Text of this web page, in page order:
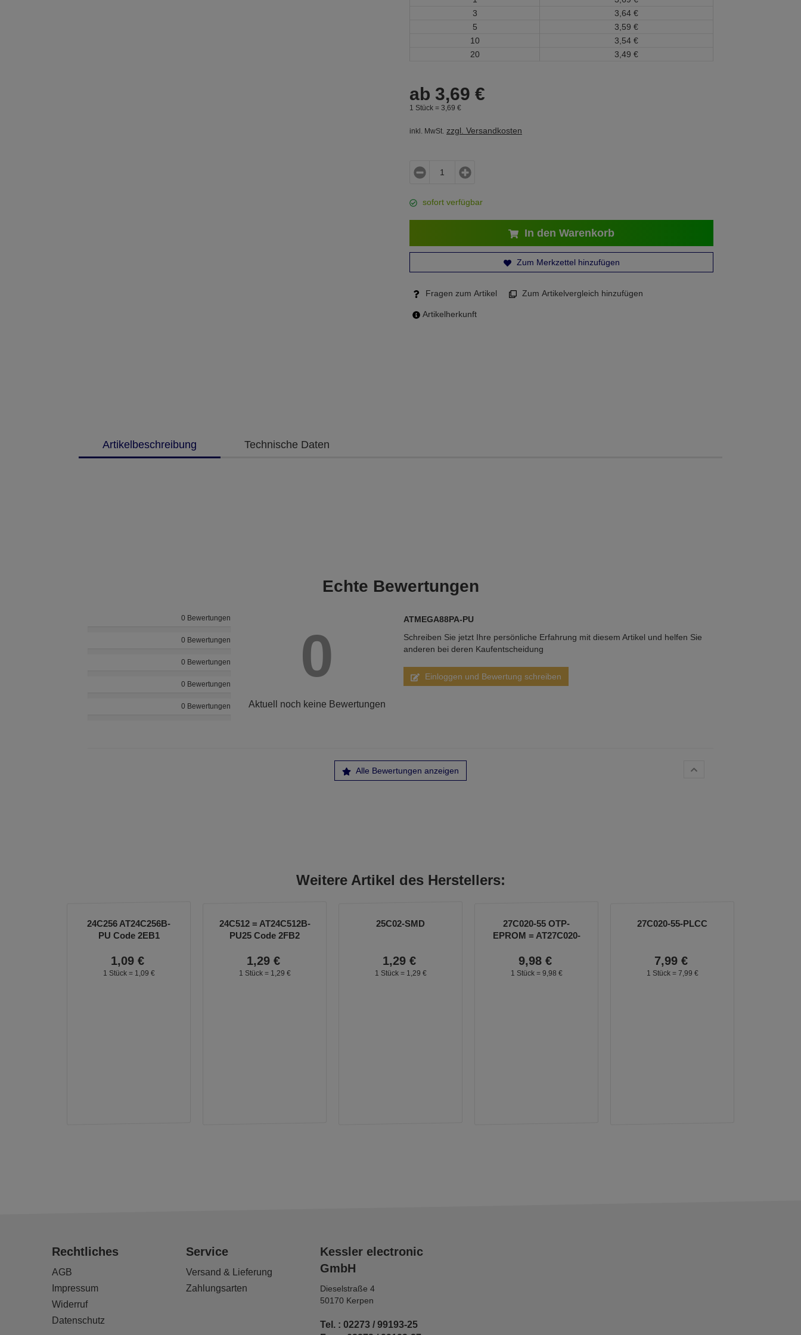
3
3, 64 €
5
3, 59 €
10
3, 54 €
20
3, 49 €
ab 3,69 €
1 Stück = 3, 69 €
inkl. MwSt. zzgl. Versandkosten
sofort verfügbar
In den Warenkorb
Zum Merkzettel hinzufügen
Fragen zum Artikel Zum Artikelvergleich hinzufügen
Artikelherkunft
Artikelbeschreibung Technische Daten
Echte Bewertungen
0 Bewertungen
0 Bewertungen
0 Bewertungen
0 Bewertungen
0 Bewertungen
0
Aktuell noch keine Bewertungen
ATMEGA88PA-PU
Schreiben Sie jetzt Ihre persönliche Erfahrung mit diesem Artikel und helfen Sie
anderen bei deren Kaufentscheidung
Einloggen und Bewertung schreiben
Alle Bewertungen anzeigen
Weitere Artikel des Herstellers:
24C256 AT24C256B-
PU Code 2EB1
1,09 €
1 Stück = 1, 09 €
24C512 = AT24C512B-
PU25 Code 2FB2
1,29 €
1 Stück = 1, 29 €
25C02-SMD
1,29 €
1 Stück = 1, 29 €
27C020-55 OTP-
EPROM = AT27C020-
9,98 €
1 Stück = 9, 98 €
27C020-55-PLCC
7,99 €
1 Stück = 7, 99 €
Rechtliches
AGB
Impressum
Widerruf
Datenschutz
Service
Versand & Lieferung
Zahlungsarten
Kessler electronic
GmbH
Dieselstraße 4
50170 Kerpen
Tel. : 02273 / 99193-25